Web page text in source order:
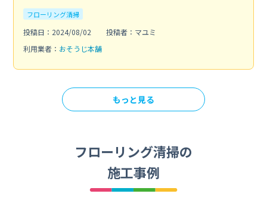
フローリング清掃
投稿日：2024/08/02
投稿者：マユミ
利用業者： おそうじ本舗
もっと見る
フローリング清掃の
施工事例